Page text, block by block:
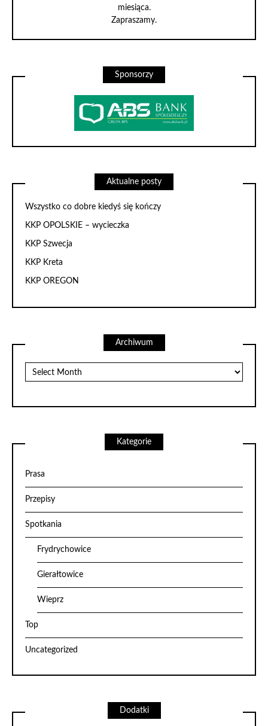
miesiąca.
Zapraszamy.
Sponsorzy
Aktualne posty
Wszystko co dobre kiedyś się kończy
KKP OPOLSKIE – wycieczka
KKP Szwecja
KKP Kreta
KKP OREGON
Archiwum
Archiwum
Kategorie
Prasa
Przepisy
Spotkania
Frydrychowice
Gierałtowice
Wieprz
Top
Uncategorized
Dodatki